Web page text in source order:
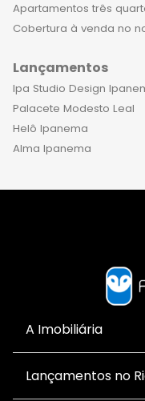
Apartamentos três
Cobertura à venda no
Lançamentos
Ipa Studio Design
Palacete Modesto Leal
Helô Ipanema
Alma Ipanema
A Imobiliária
Lançamentos no